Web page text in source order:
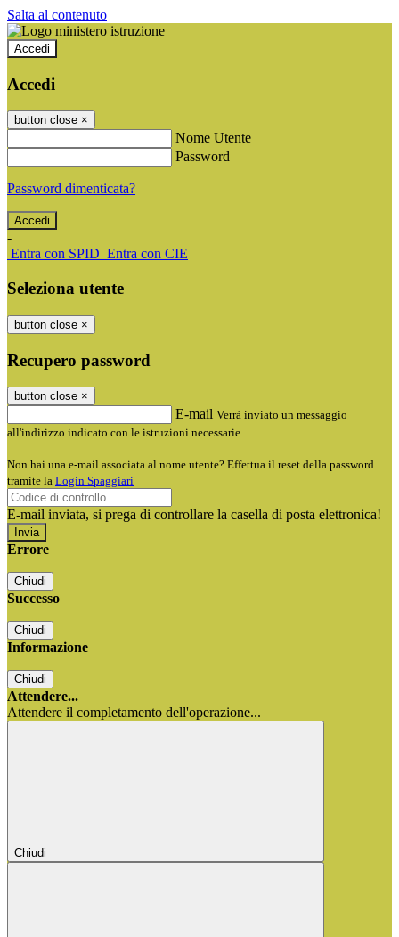
Salta al contenuto
Accedi
Accedi
button close ×
Nome Utente
Password
Password dimenticata?
-
Entra con SPID Entra con CIE
Seleziona utente
button close ×
Recupero password
button close ×
E-mail Verrà inviato un messaggio
all'indirizzo indicato con le istruzioni necessarie.
Non hai una e-mail associata al nome utente? Effettua il reset della password
tramite la Login Spaggiari
E-mail inviata, si prega di controllare la casella di posta elettronica!
Errore
Chiudi
Successo
Chiudi
Informazione
Chiudi
Attendere...
Attendere il completamento dell'operazione...
Chiudi